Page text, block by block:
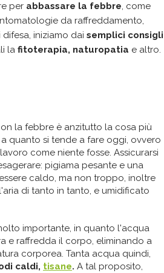
per abbassare la febbre, come
da raffreddamento,
iniziamo dai semplici consigli
la fitoterapia, naturopatia e altro.
la febbre è anzitutto la cosa più
quanto si tende a fare oggi, ovvero
come niente fosse. Assicurarsi
pigiama pesante e una
caldo, ma non troppo, inoltre
di tanto in tanto, e umidificato
importante, in quanto l'acqua
e raffredda il corpo, eliminando a
corporea. Tanta acqua quindi,
caldi, tisane. A tal proposito,